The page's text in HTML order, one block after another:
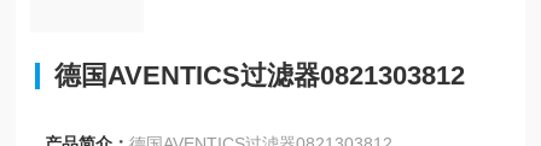
德国AVENTICS过滤器0821303812